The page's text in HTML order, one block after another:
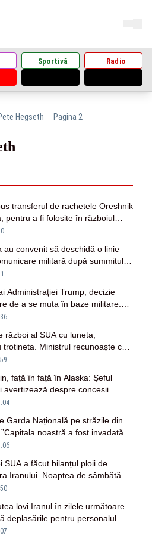
Sportivă Radio
Hegseth Pagina 2
transferul de rachetele Oreshnik
pentru a fi folosite în războiul
Unite
au convenit să deschidă o linie
militară după summitul
Administrației Trump, decizie
de a se muta în baze militare.
deciziei
război al SUA cu luneta,
trotineta. Ministrul recunoaște că
dar vrea mobilizare
față în față în Alaska: Șeful
avertizează despre concesii
de pace
Garda Națională pe străzile din
noastră a fost invadată
și criminali însetați de sânge”
SUA a făcut bilanțul ploii de
Iranului. Noaptea de sâmbătă
a fost un succes ''incredibil și
lovi Iranul în zilele următoare.
deplasările pentru personalul
Ierusalim